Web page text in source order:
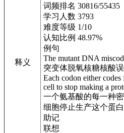
释义
词频排名 30816/55435
学习人数 3793
难度等级 1/10
认知比例 48.97%
例句
The mutant DNA
突变体脱氧核糖核酸
Each codon either
cell to stop making a
一个氨基酸的每一种
细胞停止生产这个蛋白
助记
联想